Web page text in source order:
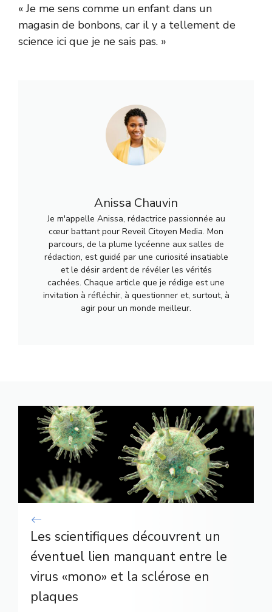
« Je me sens comme un enfant dans un
magasin de bonbons, car il y a tellement de
science ici que je ne sais pas. »
Anissa Chauvin
Je m'appelle Anissa, rédactrice passionnée au
cœur battant pour Reveil Citoyen Media. Mon
parcours, de la plume lycéenne aux salles de
rédaction, est guidé par une curiosité insatiable
et le désir ardent de révéler les vérités
cachées. Chaque article que je rédige est une
invitation à réfléchir, à questionner et, surtout, à
agir pour un monde meilleur.
Les scientifiques découvrent un
éventuel lien manquant entre le
virus «mono» et la sclérose en
plaques